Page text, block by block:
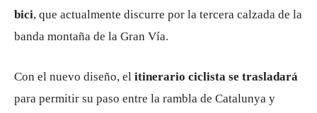
bici, que actualmente discurre por la tercera calzada de la
banda montaña de la Gran Vía.
Con el nuevo diseño, el itinerario ciclista se trasladará
para permitir su paso entre la rambla de Catalunya y